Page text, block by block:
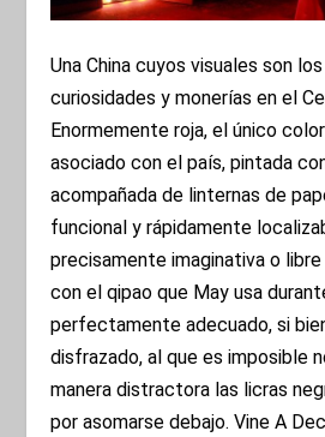
Una China cuyos visuales son
curiosidades y monerías en el
Enormemente roja, el único
asociado con el país, pintada
acompañada de linternas de
funcional y rápidamente
precisamente imaginativa o
con el qipao que May usa
perfectamente adecuado, si
disfrazado, al que es imposible
manera distractora las licras
por asomarse debajo. Vine A